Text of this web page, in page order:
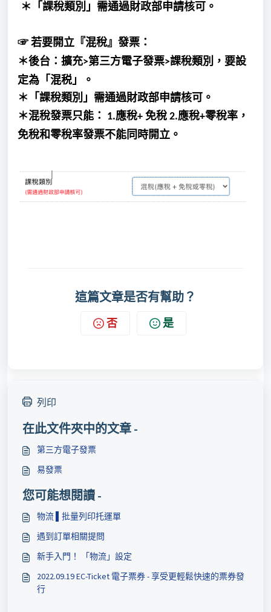
＊ 「課稅類別」需通過財政部申請核可。
☞若要開立『混稅』發票 ：
＊後台：擴充>第三方電子發票>課稅類別，要設
定為「混税」。
＊「課稅類別」需通過財政部申請核可。
＊混稅發票只能：
1.應稅+ 免稅 2.應稅+零稅率，
免稅和零稅率發票不能同時開立。
這篇文章是否有幫助？
否 是
列印
在此文件夾中的文章 -
第三方電子發票
易發票
您可能想閱讀 -
物流 ▌批量列印托運單
遇到訂單相關提問
新手入門！ 「物流」設定
2022.09.19 EC-Ticket 電子票券 - 享受更輕鬆快速的票券發
行